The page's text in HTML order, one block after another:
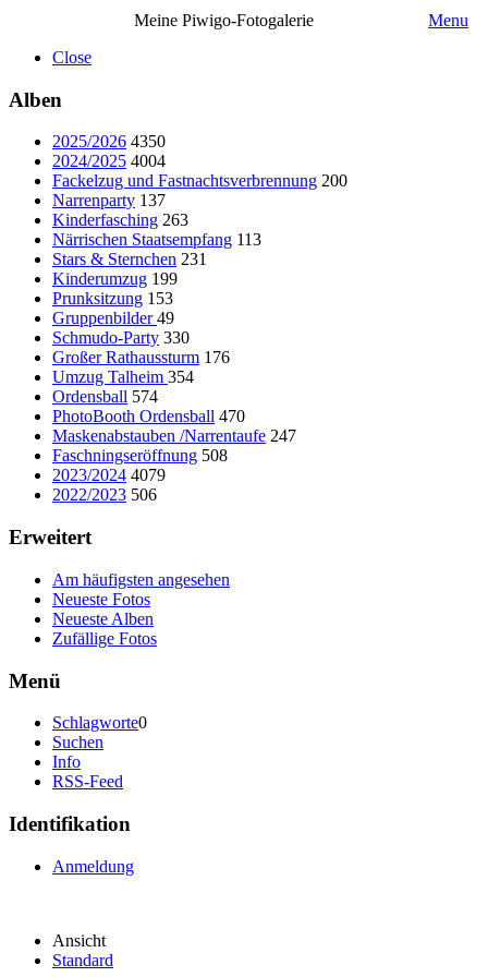
Meine Piwigo-Fotogalerie
Menu
Close
Alben
2025/2026 4350
2024/2025 4004
Fackelzug und Fastnachtsverbrennung 200
Narrenparty 137
Kinderfasching 263
Närrischen Staatsempfang 113
Stars & Sternchen 231
Kinderumzug 199
Prunksitzung 153
Gruppenbilder49
Schmudo-Party 330
Großer Rathaussturm 176
Umzug Talheim 354
Ordensball 574
PhotoBooth Ordensball 470
Maskenabstauben /Narrentaufe 247
Faschningseröffnung 508
2023/2024 4079
2022/2023 506
Erweitert
Am häufigsten angesehen
Neueste Fotos
Neueste Alben
Zufällige Fotos
Menü
Schlagworte0
Suchen
Info
RSS-Feed
Identifikation
Anmeldung
Ansicht
Standard